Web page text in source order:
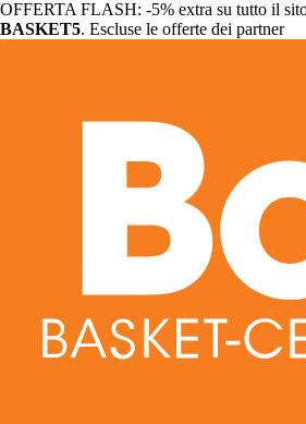
OFFERTA FLASH: -5% extra su tutto il
BASKET5. Escluse le offerte dei partner